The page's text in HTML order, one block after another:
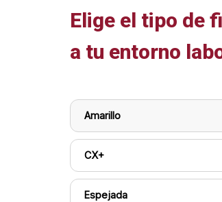
Elige el tipo de
a tu entorno
Amarillo
CX+
Espejada